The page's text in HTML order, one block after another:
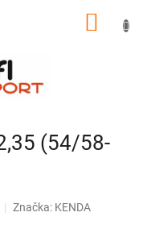
(54/58-
Značka: KENDA